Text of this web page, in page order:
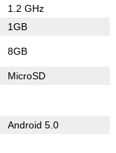
1.2 GHz
1GB
8GB
MicroSD
Android 5.0